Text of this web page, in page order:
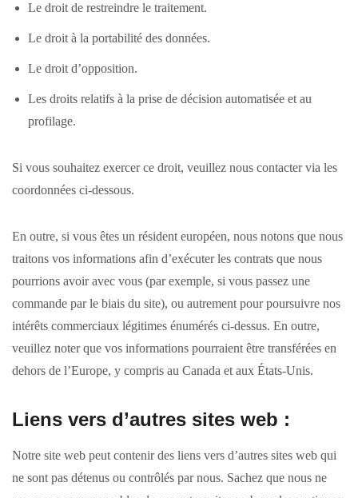
Le droit de restreindre le traitement.
Le droit à la portabilité des données.
Le droit d’opposition.
Les droits relatifs à la prise de décision automatisée et au
profilage.
Si vous souhaitez exercer ce droit, veuillez nous contacter via les
coordonnées ci-dessous.
En outre, si vous êtes un résident européen, nous notons que nous
traitons vos informations afin d’exécuter les contrats que nous
pourrions avoir avec vous (par exemple, si vous passez une
commande par le biais du site), ou autrement pour poursuivre nos
intérêts commerciaux légitimes énumérés ci-dessus. En outre,
veuillez noter que vos informations pourraient être transférées en
dehors de l’Europe, y compris au Canada et aux États-Unis.
Liens vers d’autres sites web :
Notre site web peut contenir des liens vers d’autres sites web qui
ne sont pas détenus ou contrôlés par nous. Sachez que nous ne